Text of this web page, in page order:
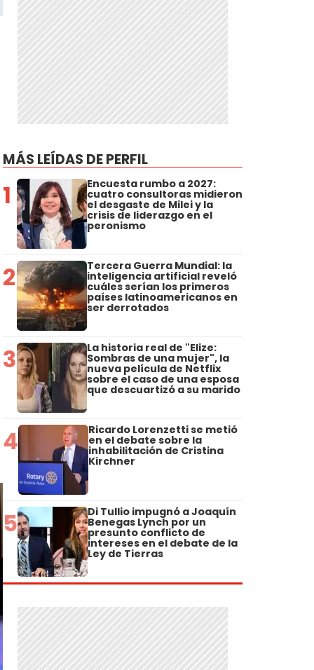
MÁS LEÍDAS DE PERFIL
1 Encuesta rumbo a 2027:
cuatro consultoras midieron
el desgaste de Milei y la
crisis de liderazgo en el
peronismo
2 Tercera Guerra Mundial: la
inteligencia artificial reveló
cuáles serían los primeros
países latinoamericanos en
ser derrotados
3 La historia real de "Elize:
Sombras de una mujer", la
nueva película de Netflix
sobre el caso de una esposa
que descuartizó a su marido
4 Ricardo Lorenzetti se metió
en el debate sobre la
inhabilitación de Cristina
Kirchner
5 Di Tullio impugnó a Joaquín
Benegas Lynch por un
presunto conflicto de
intereses en el debate de la
Ley de Tierras